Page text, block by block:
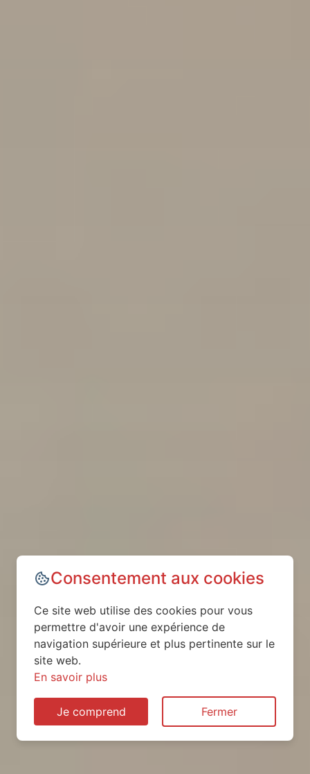
Consentement aux cookies
Ce site web utilise des cookies pour vous
permettre d'avoir une expérience de
navigation supérieure et plus pertinente sur le
site web.
En savoir plus
Je comprend Fermer